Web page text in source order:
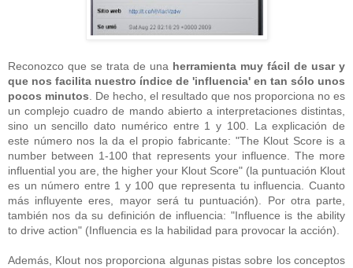
Reconozco que se trata de una herramienta muy fácil de usar y
que nos facilita nuestro índice de 'influencia' en tan sólo unos
pocos minutos. De hecho, el resultado que nos proporciona no es
un complejo cuadro de mando abierto a interpretaciones distintas,
sino un sencillo dato numérico entre 1 y 100. La explicación de
este número nos la da el propio fabricante: "The Klout Score is a
number between 1-100 that represents your influence. The more
influential you are, the higher your Klout Score" (la puntuación Klout
es un número entre 1 y 100 que representa tu influencia. Cuanto
más influyente eres, mayor será tu puntuación). Por otra parte,
también nos da su definición de influencia: "Influence is the ability
to drive action" (Influencia es la habilidad para provocar la acción).
Además, Klout nos proporciona algunas pistas sobre los conceptos